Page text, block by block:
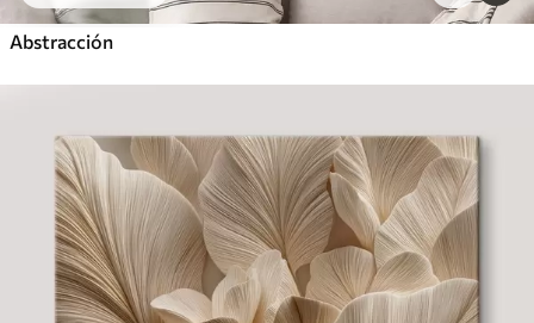
Abstracción